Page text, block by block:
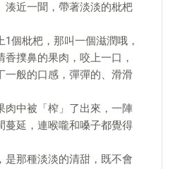
湊近一聞，帶著淡淡的枇杷
個枇杷，那叫一個滋潤哦，
撲鼻的果肉，咬上一口，
一般的口感，彈彈的、滑滑
肉中被「榨」了出來，一陣
蔓延，連喉嚨和嗓子都覺得
是那種淡淡的清甜，既不會